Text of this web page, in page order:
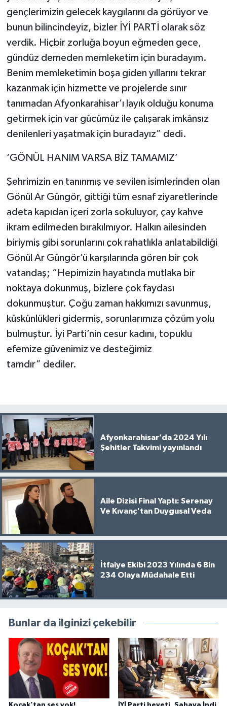
gençlerimizin gelecek kaygılarını da görüyor ve
bunun bilincindeyiz, bizler İYİ PARTİ olarak söz
verdik. Hiçbir zorluğa boyun eğmeden gece,
gündüz demeden memleketim için buradayım.
Benim memleketimin boşa giden yıllarını tekrar
kazanmak için hizmette ve projelerde sınır
tanımadan Afyonkarahisar’ı layık olduğu konuma
getirmek için var gücümüz ile çalışarak imkânsız
denilenleri yaşatmak için buradayız” dedi.
‘GÖNÜL HANIM VARSA BİZ TAMAMIZ’
Şehrimizin en tanınmış ve sevilen isimlerinden olan
Gönül Ar Güngör, gittiği tüm esnaf ziyaretlerinde
adeta kapıdan içeri zorla sokuluyor, çay kahve
ikram edilmeden bırakılmıyor. Halkın ailesinden
biriymiş gibi sorunlarını çok rahatlıkla anlatabildiği
Gönül Ar Güngör’ü karşılarında gören bir çok
vatandaş; “Hepimizin hayatında mutlaka bir
noktaya dokunmuş, bizlere çok faydası
dokunmuştur. Çoğu zaman hakkımızı savunmuş,
küskünlükleri gidermiş, sorunlarımıza çözüm yolu
bulmuştur. İyi Parti’nin cesur kadını, topuklu
efemize güvenimiz ve desteğimiz
tamdır” dediler.
Afyonkarahisar’da 2024 Yılı
Şehitler Takvimi yayınlandı
Aile Dizisi Final Yaptı: Serenay
Ve Kıvanç'tan Duygusal Veda
İtfaiye Ekibi 2023 Yılında 6 Bin
234 Olaya Müdahale Etti
Bunlar da ilginizi çekebilir